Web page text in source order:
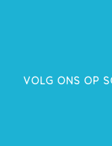
VOLG ONS OP